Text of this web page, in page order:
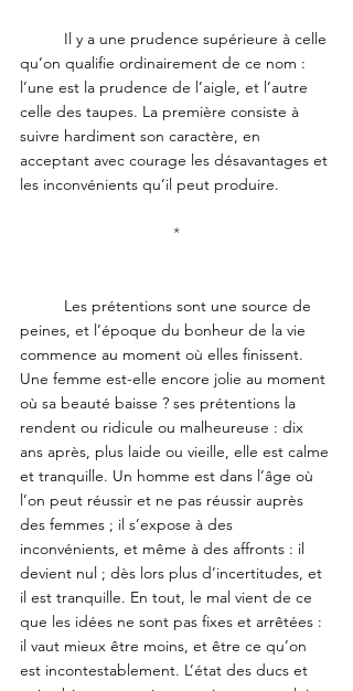
qu’on qualifie ordinairement de ce nom :
l’une est la prudence de l’aigle, et l’autre
celle des taupes. La première consiste à
suivre hardiment son caractère, en
acceptant avec courage les désavantages et
les inconvénients qu’il peut produire.
*
peines, et l’époque du bonheur de la vie
commence au moment où elles finissent.
Une femme est-elle encore jolie au moment
où sa beauté baisse ? ses prétentions la
rendent ou ridicule ou malheureuse : dix
ans après, plus laide ou vieille, elle est calme
et tranquille. Un homme est dans l’âge où
l’on peut réussir et ne pas réussir auprès
des femmes ; il s’expose à des
inconvénients, et même à des affronts : il
devient nul ; dès lors plus d’incertitudes, et
il est tranquille. En tout, le mal vient de ce
que les idées ne sont pas fixes et arrêtées :
il vaut mieux être moins, et être ce qu’on
est incontestablement. L’état des ducs et